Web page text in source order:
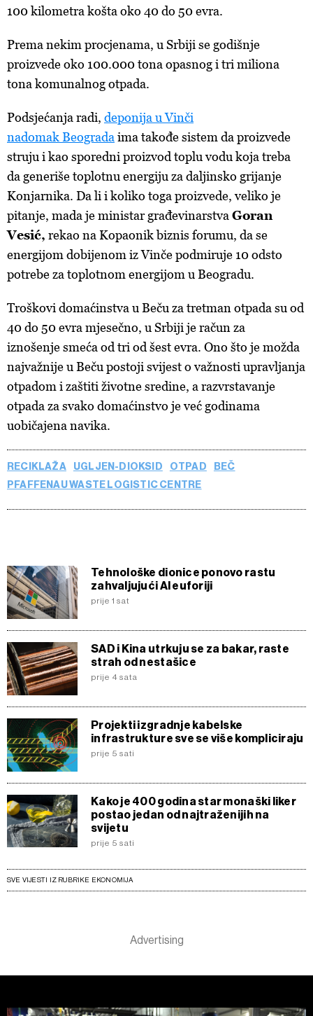
100 kilometra košta oko 40 do 50 evra.
Prema nekim procjenama, u Srbiji se godišnje
proizvede oko 100.000 tona opasnog i tri miliona
tona komunalnog otpada.
Podsjećanja radi, deponija u Vinči
nadomak Beogradaima takođe sistem da proizvede
struju i kao sporedni proizvod toplu vodu koja treba
da generiše toplotnu energiju za daljinsko grijanje
Konjarnika. Da li i koliko toga proizvede, veliko je
pitanje, mada je ministar građevinarstvaGoran
Vesić, rekao na Kopaonik biznis forumu, da se
energijom dobijenom iz Vinče podmiruje 10 odsto
potrebe za toplotnom energijom u Beogradu.
Troškovi domaćinstva u Beču za tretman otpada su od
40 do 50 evra mjesečno, u Srbiji je račun za
iznošenje smeća od tri od šest evra. Ono što je možda
najvažnije u Beču postoji svijest o važnosti upravljanja
otpadom i zaštiti životne sredine, a razvrstavanje
otpada za svako domaćinstvo je već godinama
uobičajena navika.
RECIKLAŽA UGLJEN-DIOKSID OTPAD
BEČ
PFAFFENAU WASTE LOGISTIC CENTRE
Tehnološke dionice ponovo rastu
zahvaljujući AI euforiji
prije 1 sat
SAD i Kina utrkuju se za bakar, raste
strah od nestašice
prije 4 sata
Projekti izgradnje kabelske
infrastrukture sve se više kompliciraju
prije 5 sati
Kako je 400 godina star monaški liker
postao jedan od najtraženijih na
svijetu
prije 5 sati
SVE VIJESTI IZ RUBRIKE EKONOMIJA